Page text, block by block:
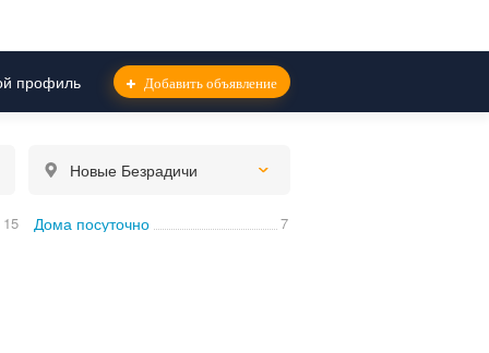
профиль Добавить объявление
Новые Безрадичи
15 Дома посуточно 7